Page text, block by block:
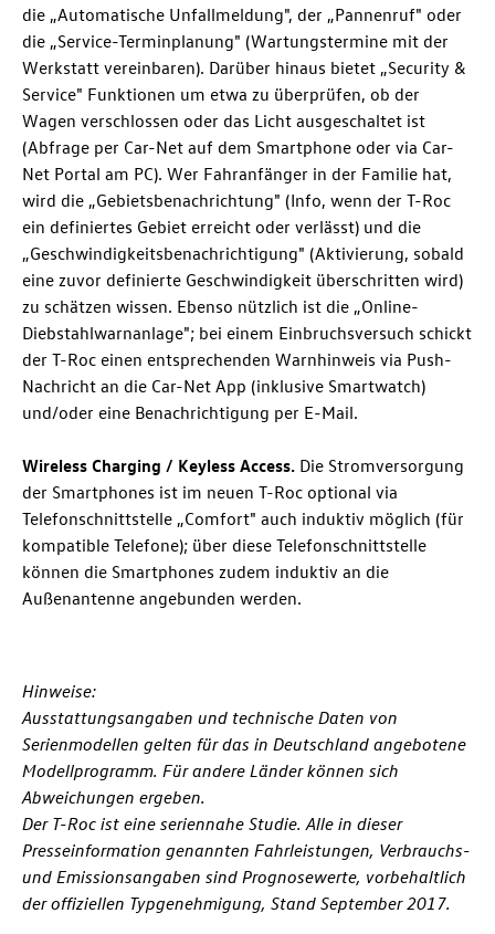
die „Automatische Unfallmeldung", der „Pannenruf" oder
die „Service-Terminplanung" (Wartungstermine mit der
Werkstatt vereinbaren). Darüber hinaus bietet „Security &
Service" Funktionen um etwa zu überprüfen, ob der
Wagen verschlossen oder das Licht ausgeschaltet ist
(Abfrage per Car-Net auf dem Smartphone oder via Car-
Net Portal am PC). Wer Fahranfänger in der Familie hat,
wird die „Gebietsbenachrichtung" (Info, wenn der T-Roc
ein definiertes Gebiet erreicht oder verlässt) und die
„Geschwindigkeitsbenachrichtigung" (Aktivierung, sobald
eine zuvor definierte Geschwindigkeit überschritten wird)
zu schätzen wissen. Ebenso nützlich ist die „Online-
Diebstahl­warnanlage"; bei einem Einbruchsversuch schickt
der T-Roc einen entsprechenden Warnhinweis via Push-
Nachricht an die Car-Net App (inklusive Smartwatch)
und/oder eine Benachrichtigung per E-Mail.
Wireless Charging / Keyless Access. Die Stromversorgung
der Smartphones ist im neuen T-Roc optional via
Telefonschnittstelle „Comfort" auch induktiv möglich (für
kompatible Telefone); über diese Telefonschnittstelle
können die Smartphones zudem induktiv an die
Außenantenne angebunden werden.
Hinweise:
Ausstattungsangaben und technische Daten von
Serienmodellen gelten für das in Deutschland angebotene
Modellprogramm. Für andere Länder können sich
Abweichungen ergeben.
Der T-Roc ist eine seriennahe Studie. Alle in dieser
Presseinformation genannten Fahrleistungen, Verbrauchs-
und Emissionsangaben sind Prognosewerte, vorbehaltlich
der offiziellen Typgenehmigung, Stand September 2017.